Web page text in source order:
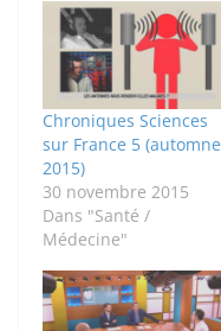
Chroniques Sciences
sur France 5 (automne
2015)
30 novembre 2015
Dans "Santé /
Médecine"